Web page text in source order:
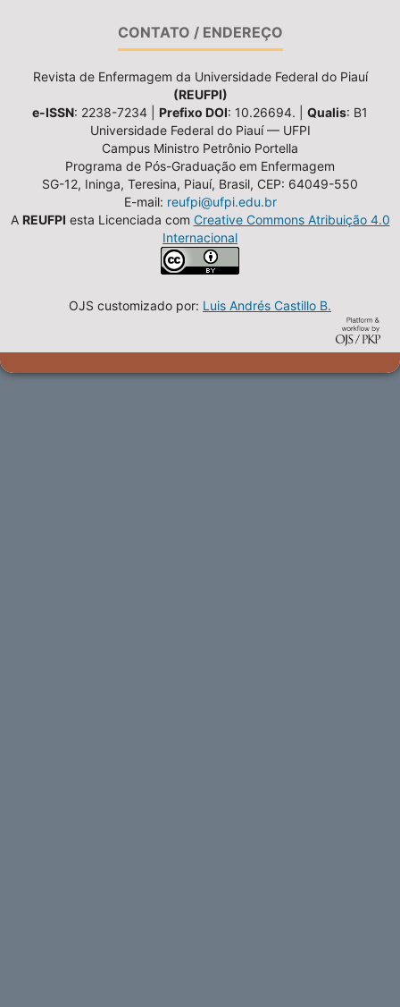
CONTATO / ENDEREÇO
Revista de Enfermagem da Universidade Federal do Piauí
(REUFPI)
e-ISSN: 2238-7234 | Prefixo DOI: 10.26694. | Qualis: B1
Universidade Federal do Piauí — UFPI
Campus Ministro Petrônio Portella
Programa de Pós-Graduação em Enfermagem
SG-12, Ininga, Teresina, Piauí, Brasil, CEP: 64049-550
E-mail: reufpi@ufpi.edu.br
A REUFPI esta Licenciada com Creative Commons Atribuição 4.0
Internacional
OJS customizado por: Luis Andrés Castillo B.